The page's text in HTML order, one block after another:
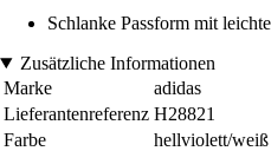
Schlanke Passform mit
Zusätzliche Informationen
Marke
adidas
Lieferantenreferenz H28821
Farbe
hellviolett/weiß